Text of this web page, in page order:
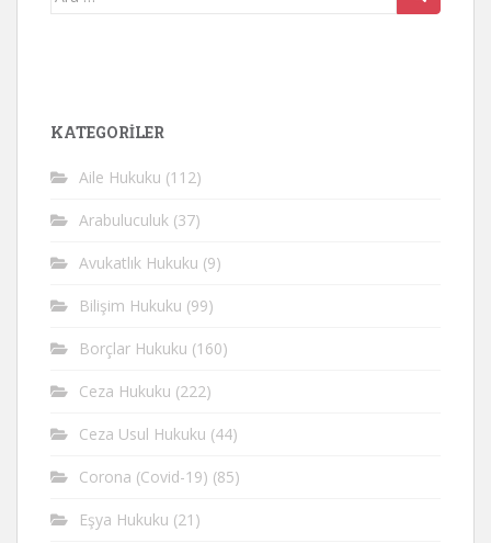
KATEGORİLER
Aile Hukuku (112)
Arabuluculuk (37)
Avukatlık Hukuku (9)
Bilişim Hukuku (99)
Borçlar Hukuku (160)
Ceza Hukuku (222)
Ceza Usul Hukuku (44)
Corona (Covid-19) (85)
Eşya Hukuku (21)